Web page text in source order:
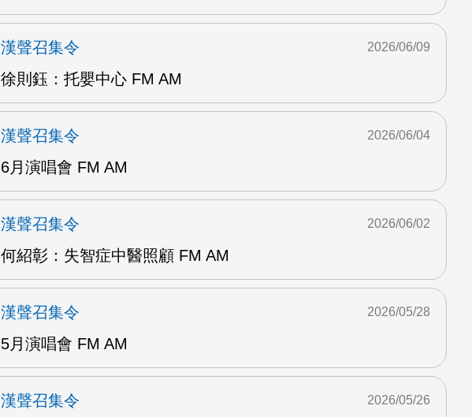
漢聲召集令
徐則鈺：托嬰中心 FM AM
2026/06/09
漢聲召集令
6月演唱會 FM AM
2026/06/04
漢聲召集令
何紹彰：失智症中醫照顧 FM AM
2026/06/02
漢聲召集令
5月演唱會 FM AM
2026/05/28
漢聲召集令
2026/05/26